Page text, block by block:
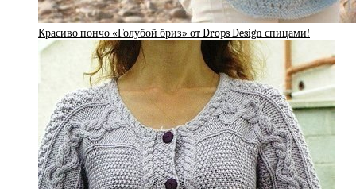
Красиво пончо «Голубой бриз» от Drops Design спицами!